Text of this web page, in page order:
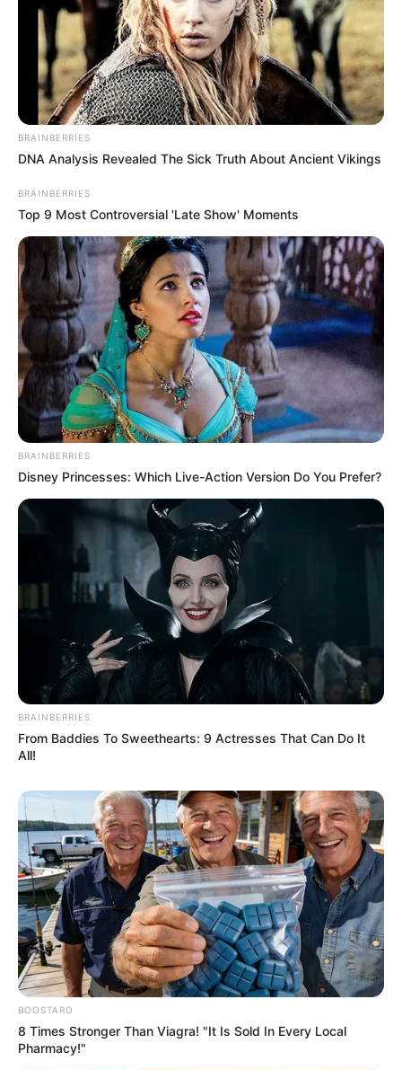
Artesanato passo a passo
Sapatinhos
BRAINBERRIES
DNA Analysis Revealed The Sick Truth About Ancient Vikings
BRAINBERRIES
Top 9 Most Controversial 'Late Show' Moments
BRAINBERRIES
Disney Princesses: Which Live-Action Version Do You Prefer?
BRAINBERRIES
From Baddies To Sweethearts: 9 Actresses That Can Do It
All!
BOOSTARO
8 Times Stronger Than Viagra! "It Is Sold In Every Local
Pharmacy!"